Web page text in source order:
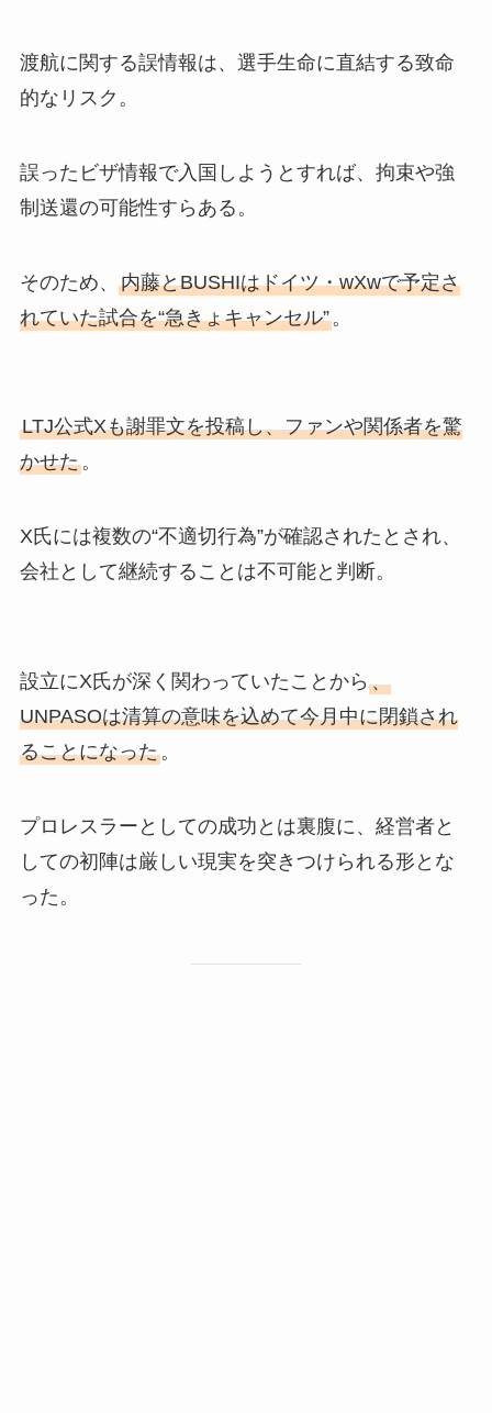
渡航に関する誤情報は、選手生命に直結する致命
的なリスク。
誤ったビザ情報で入国しようとすれば、拘束や強
制送還の可能性すらある。
そのため、 内藤とBUSHIはドイツ・wXwで予定さ
れていた試合を“急きょキャンセル”。
LTJ公式Xも謝罪文を投稿し、ファンや関係者を驚
かせた。
X氏には複数の“不適切行為”が確認されたとされ、
会社として継続することは不可能と判断。
設立にX氏が深く関わっていたことから 、
UNPASOは清算の意味を込めて今月中に閉鎖され
ることになった。
プロレスラーとしての成功とは裏腹に、経営者と
しての初陣は厳しい現実を突きつけられる形とな
った。